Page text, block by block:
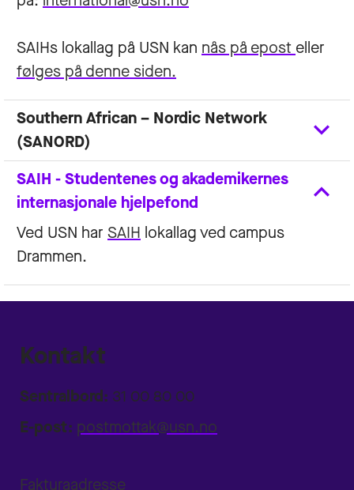
SAIHs lokallag på USN kan nås på epost eller
følges på denne siden.
Southern African – Nordic Network
(SANORD)
SAIH - Studentenes og akademikernes
internasjonale hjelpefond
Ved USN har SAIH lokallag ved campus
Drammen.
Kontakt
Sentralbord: 31 00 80 00
E-post: postmottak@usn.no
Fakturaadresse